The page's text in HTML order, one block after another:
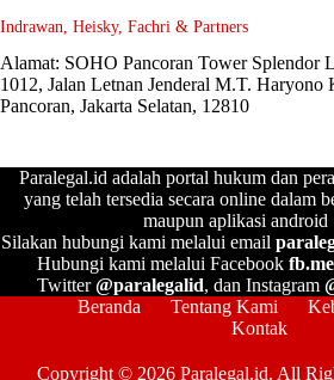
Indrawan, Heisky, Fachri & Partners
Alamat: SOHO Pancoran Tower Splendor
1012, Jalan Letnan Jenderal M.T. Haryono
Pancoran, Jakarta Selatan, 12810
Paralegal.id adalah portal hukum dan
yang telah tersedia secara online dalam
maupun aplikasi android
Silakan hubungi kami melalui email
Hubungi kami melalui Facebook
Twitter@paralegalid, dan Instagram
Beranda
Tentang Kami
Kontak
Copyright © 2026 Paralegal.id. All